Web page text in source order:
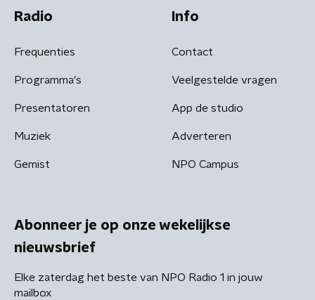
Radio
Frequenties
Programma's
Presentatoren
Muziek
Gemist
Info
Contact
Veelgestelde vragen
App de studio
Adverteren
NPO Campus
Abonneer je op onze wekelijkse
nieuwsbrief
Elke zaterdag het beste van NPO Radio 1 in jouw
mailbox